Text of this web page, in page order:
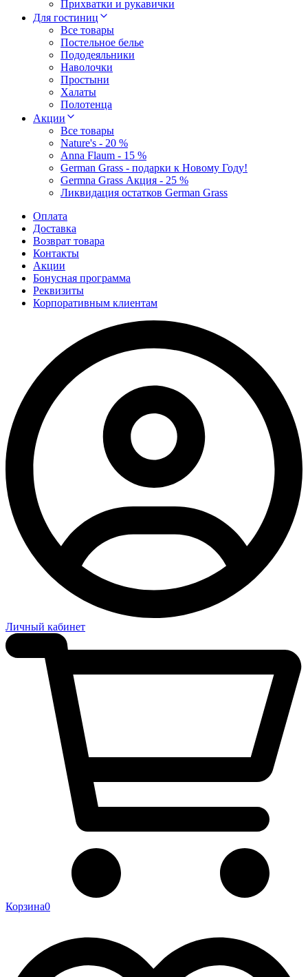
Прихватки и рукавички
Для гостиниц
Все товары
Постельное белье
Пододеяльники
Наволочки
Простыни
Халаты
Полотенца
Акции
Все товары
Nature's - 20 %
Anna Flaum - 15 %
German Grass - подарки к Новому Году!
Germna Grass Акция - 25 %
Ликвидация остатков German Grass
Оплата
Доставка
Возврат товара
Контакты
Акции
Бонусная программа
Реквизиты
Корпоративным клиентам
Личный кабинет
Корзина0